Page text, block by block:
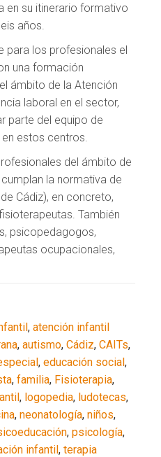
en su itinerario formativo
años.
para los profesionales el
una formación
ámbito de la Atención
laboral en el sector,
parte del equipo de
estos centros.
del ámbito de
la normativa de
Cádiz), en concreto,
También
psicopedagogos,
ocupacionales,
,atención infantil
,autismo,Cádiz,CAITs,
,educación social,
,familia, Fisioterapia,
, logopedia, ludotecas,
,neonatología,niños,
,psicología,
infantil,terapia